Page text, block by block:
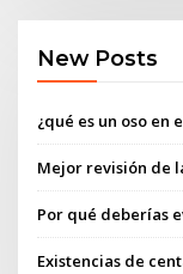
New Posts
¿qué es un oso en
Mejor revisión de
Por qué deberías
Existencias de